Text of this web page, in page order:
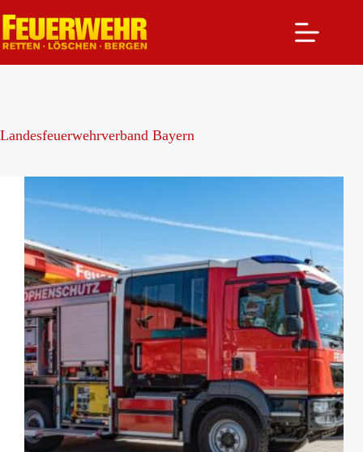
Inhalt
springen
Landesfeuerwehrverband Bayern